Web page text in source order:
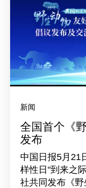
全国首个《
发布
新闻
中国日报5月21
样性日"到来之
社共同发布《